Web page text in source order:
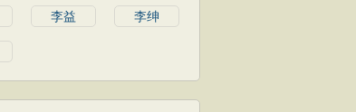
李益 李绅